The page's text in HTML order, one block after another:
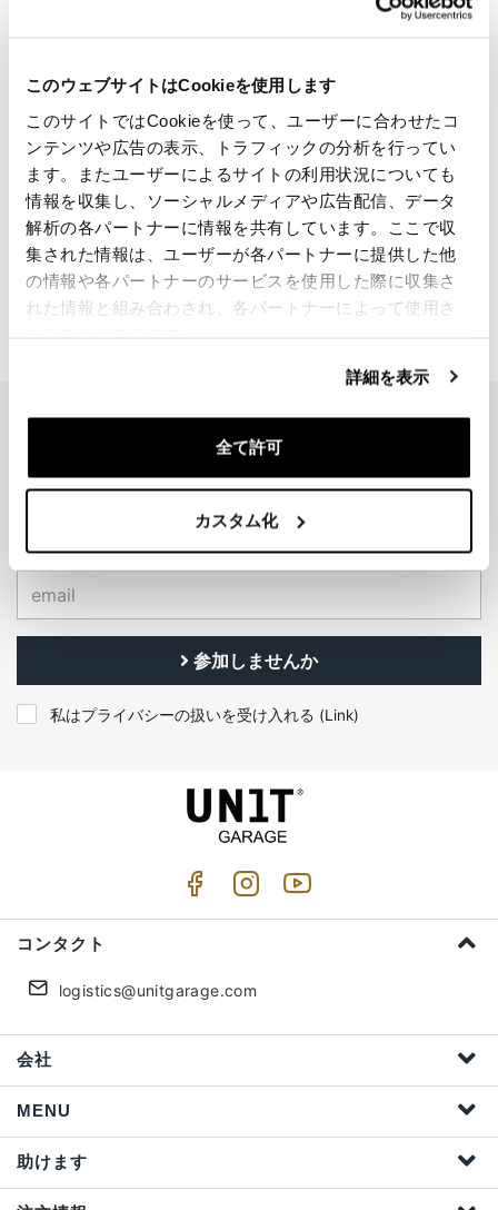
このウェブサイトはCookieを使用します
このサイトではCookieを使って、ユーザーに合わせたコ
ンテンツや広告の表示、トラフィックの分析を行ってい
ます。またユーザーによるサイトの利用状況についても
情報を収集し、ソーシャルメディアや広告配信、データ
解析の各パートナーに情報を共有しています。ここで収
集された情報は、ユーザーが各パートナーに提供した他
の情報や各パートナーのサービスを使用した際に収集さ
れた情報と組み合わされ、各パートナーによって使用さ
詳細を表示
全て許可
カスタム化
マルチコントローラー用の
BMW 26/26ノブのペア
コード: U055
€ 24,00
ニュースレターを購読する
参加しませんか
私はプライバシーの扱いを受け入れる (Link)
コンタクト
logistics@unitgarage.com
会社
MENU
助けます